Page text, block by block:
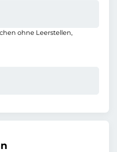
ohne Leerstellen,